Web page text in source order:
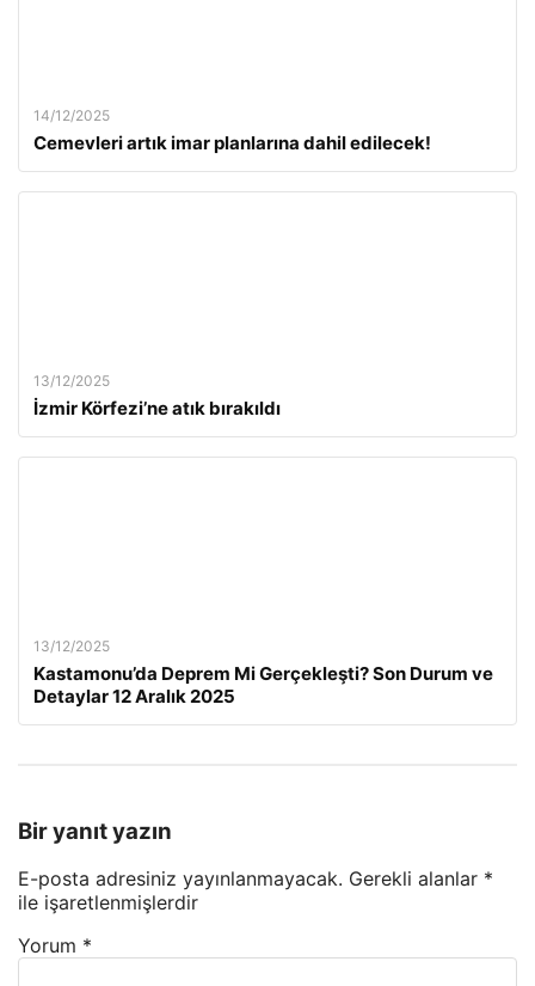
14/12/2025
Cemevleri artık imar planlarına dahil edilecek!
13/12/2025
İzmir Körfezi’ne atık bırakıldı
13/12/2025
Kastamonu’da Deprem Mi Gerçekleşti? Son Durum ve
Detaylar 12 Aralık 2025
Bir yanıt yazın
E-posta adresiniz yayınlanmayacak. Gerekli alanlar *
ile işaretlenmişlerdir
Yorum *